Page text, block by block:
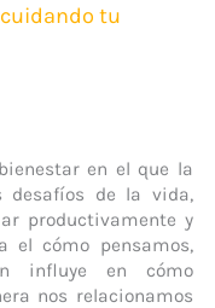
tu
en el que la
desafíos de la vida,
productivamente y
el cómo pensamos,
influye en cómo
nos relacionamos